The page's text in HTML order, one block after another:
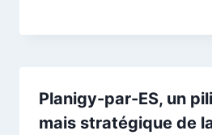
Planigy-par-ES, un
mais stratégique de